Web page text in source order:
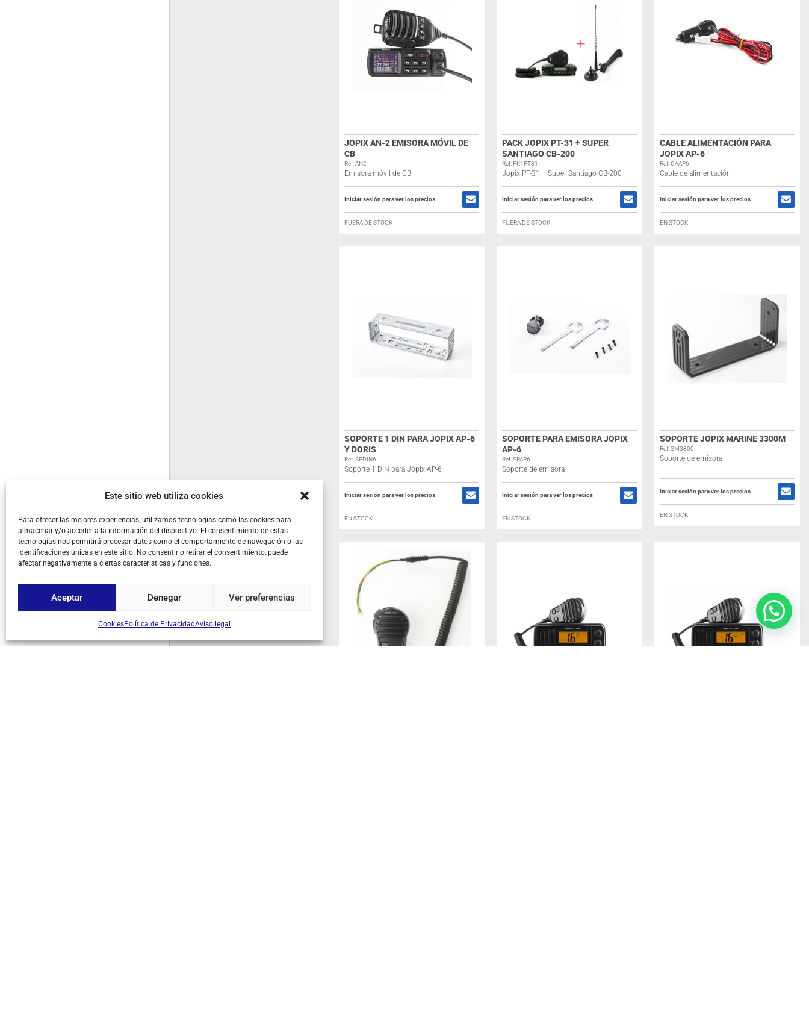
Este sitio web utiliza cookies
Para ofrecer las mejores experiencias, utilizamos tecnologías como las cookies para
almacenar y/o acceder a la información del dispositivo. El consentimiento de estas
tecnologías nos permitirá procesar datos como el comportamiento de navegación o las
identificaciones únicas en este sitio. No consentir o retirar el consentimiento, puede
afectar negativamente a ciertas características y funciones.
Aceptar Denegar Ver preferencias
CookiesPolítica de PrivacidadAviso legal
JOPIX AN-2 EMISORA MÓVIL DE
CB
Ref: AN2
Emisora móvil de CB
Iniciar sesión para ver los precios
FUERA DE STOCK
PACK JOPIX PT-31 + SUPER
SANTIAGO CB-200
Ref: PK1PT31
Jopix PT-31 + Super Santiago CB-200
Iniciar sesión para ver los precios
FUERA DE STOCK
CABLE ALIMENTACIÓN PARA
JOPIX AP-6
Ref: CAAP6
Cable de alimentación
Iniciar sesión para ver los precios
EN STOCK
SOPORTE 1 DIN PARA JOPIX AP-6
Y DORIS
Ref: SPDIN6
Soporte 1 DIN para Jopix AP-6
Iniciar sesión para ver los precios
EN STOCK
SOPORTE PARA EMISORA JOPIX
AP-6
Ref: SPAP6
Soporte de emisora
Iniciar sesión para ver los precios
EN STOCK
SOPORTE JOPIX MARINE 3300M
Ref: SM3300
Soporte de emisora
Iniciar sesión para ver los precios
EN STOCK